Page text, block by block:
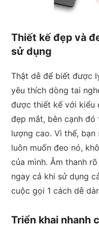
Thiết kế đẹp và
sử dụng
Thật dễ để biết được
yêu thích dòng tai
được thiết kế với kiểu
đẹp mắt, bên cạnh
lượng cao. Vì thế,
luôn muốn đeo nó,
của mình. Âm thanh
ngay cả khi sử dụng
cuộc gọi 1 cách dễ
Triển khai nhanh